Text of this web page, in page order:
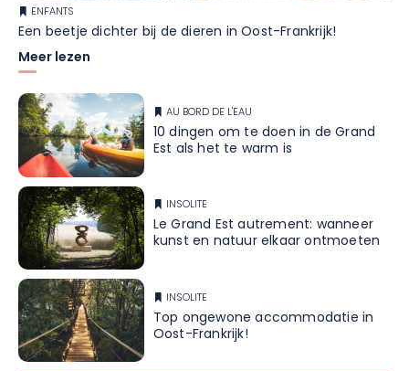
ENFANTS
Een beetje dichter bij de dieren in Oost-Frankrijk!
Meer lezen
AU BORD DE L'EAU
10 dingen om te doen in de Grand
Est als het te warm is
INSOLITE
Le Grand Est autrement: wanneer
kunst en natuur elkaar ontmoeten
INSOLITE
Top ongewone accommodatie in
Oost-Frankrijk!